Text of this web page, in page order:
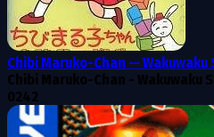
Chibi Maruko-Chan — Wakuwaku
Chibi Maruko-Chan - Wakuwaku
0242